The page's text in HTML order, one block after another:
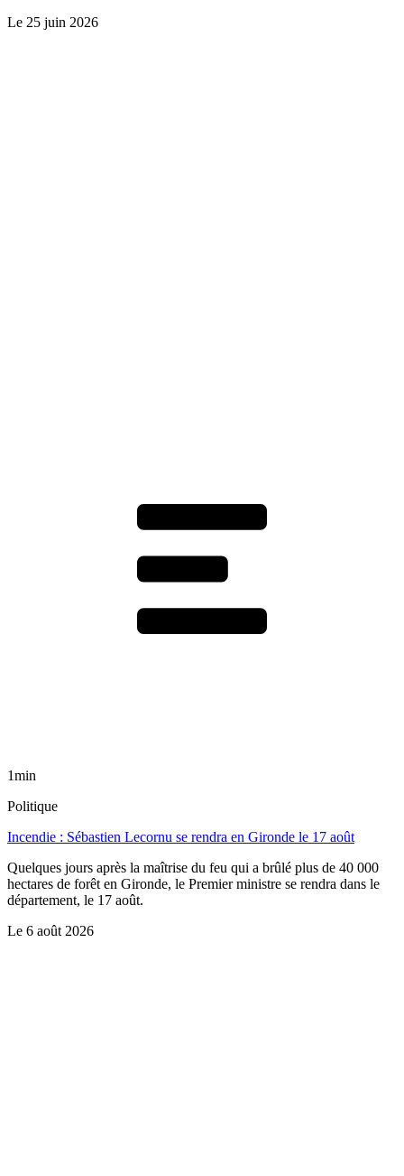
Le 25 juin 2026
1min
Politique
Incendie : Sébastien Lecornu se rendra en Gironde le 17 août
Quelques jours après la maîtrise du feu qui a brûlé plus de 40 000
hectares de forêt en Gironde, le Premier ministre se rendra dans le
département, le 17 août.
Le 6 août 2026